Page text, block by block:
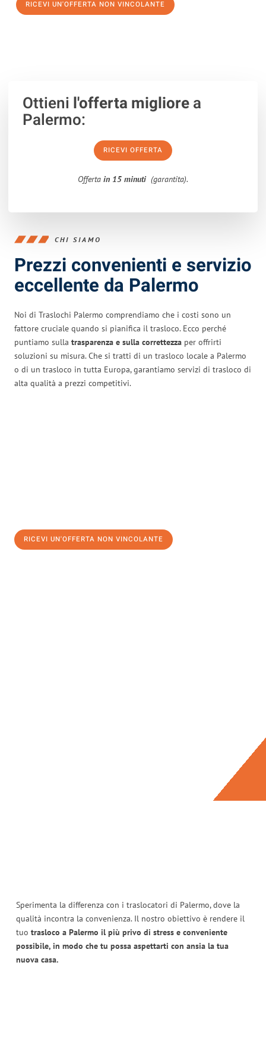
RICEVI UN'OFFERTA NON VINCOLANTE
Ottieni l'offerta migliorea
Palermo:
RICEVI OFFERTA
Offerta in 15 minuti (garantita).
CHI SIAMO
Prezzi convenienti e servizio
eccellente da Palermo
Noi di Traslochi Palermo comprendiamo che i costi sono un
fattore cruciale quando si pianifica il trasloco. Ecco perché
puntiamo sulla trasparenza e sulla correttezza per offrirti
soluzioni su misura. Che si tratti di un trasloco locale a Palermo
o di un trasloco in tutta Europa, garantiamo servizi di trasloco di
alta qualità a prezzi competitivi.
RICEVI UN'OFFERTA NON VINCOLANTE
Sperimenta la differenza con i traslocatori di Palermo, dove la
qualità incontra la convenienza. Il nostro obiettivo è rendere il
tuo trasloco a Palermo il più privo di stress e conveniente
possibile, in modo che tu possa aspettarti con ansia la tua
nuova casa.